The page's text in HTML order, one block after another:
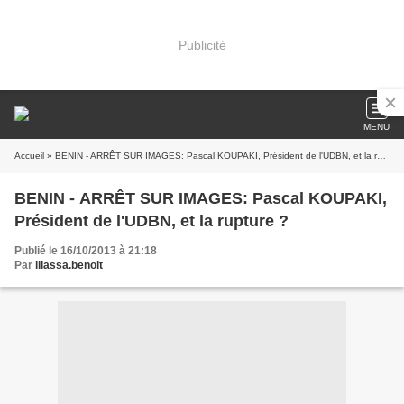
Publicité
MENU
Accueil » BENIN - ARRÊT SUR IMAGES: Pascal KOUPAKI, Président de l'UDBN, et la rupture ?
BENIN - ARRÊT SUR IMAGES: Pascal KOUPAKI,
Président de l'UDBN, et la rupture ?
Publié le 16/10/2013 à 21:18
Par illassa.benoit